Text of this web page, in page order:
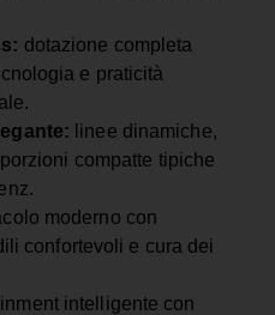
dotazione completa
e praticità
linee dinamiche,
compatte tipiche
moderno con
confortevoli e cura dei
intelligente con